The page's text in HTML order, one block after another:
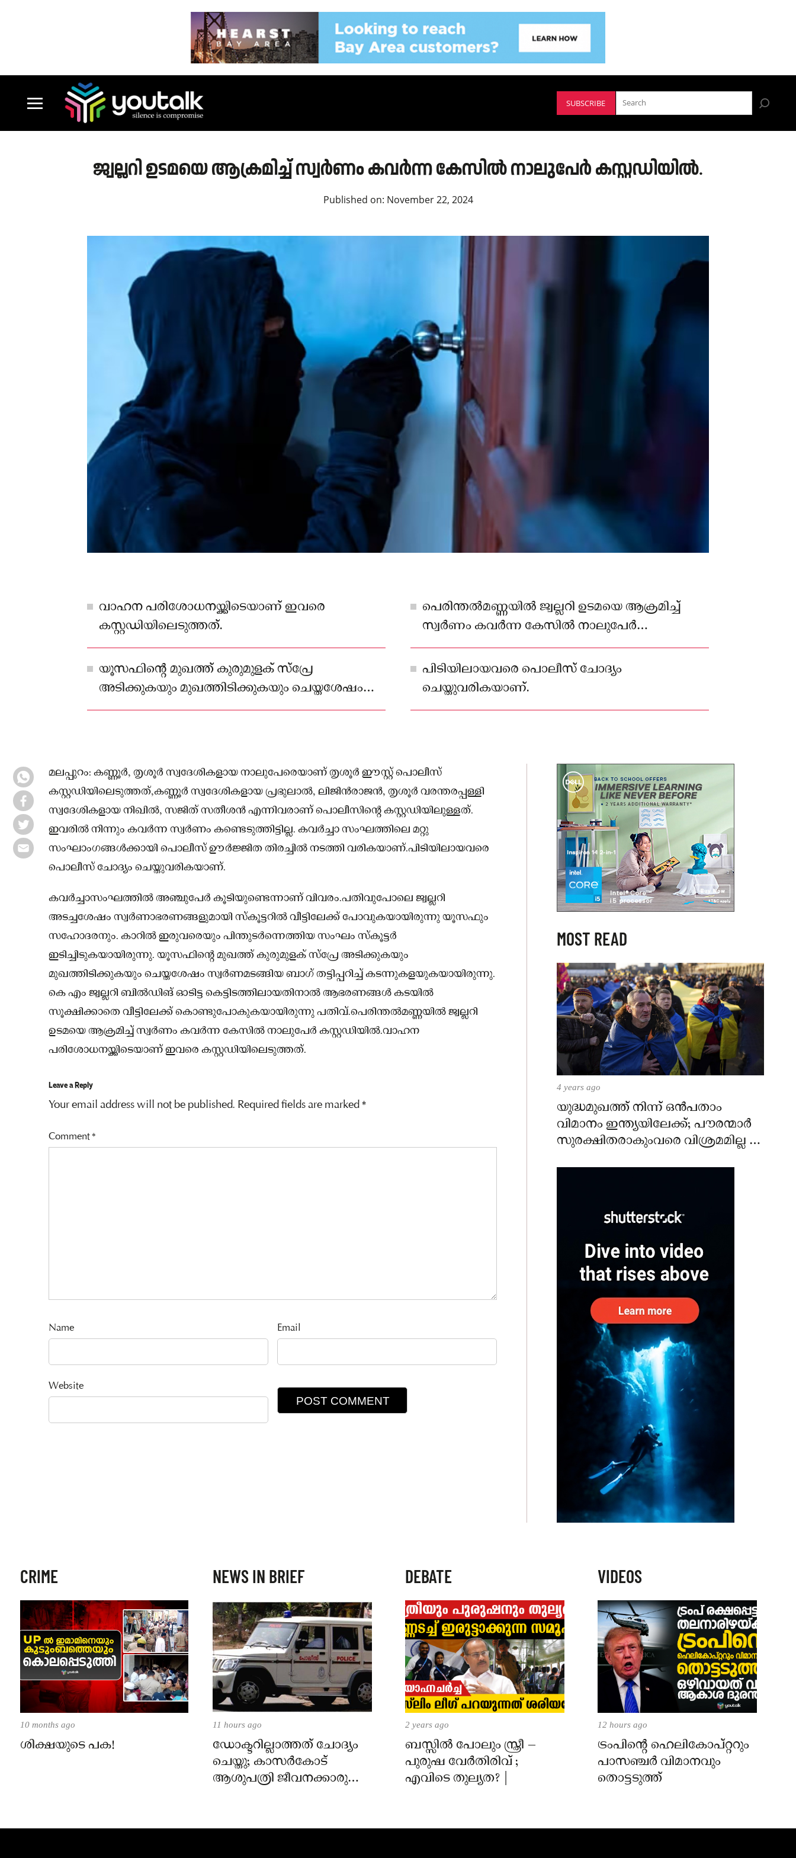
SUBSCRIBE
ജ്വല്ലറി ഉടമയെ ആക്രമിച്ച് സ്വര്‍ണം കവര്‍ന്ന കേസില്‍ നാലുപേര്‍ കസ്റ്റഡിയില്‍.
Published on: November 22, 2024
വാഹന പരിശോധനയ്ക്കിടെയാണ് ഇവരെ
കസ്റ്റഡിയിലെടുത്തത്.
പെരിന്തല്‍മണ്ണയില്‍ ജ്വല്ലറി ഉടമയെ ആക്രമിച്ച്
സ്വര്‍ണം കവര്‍ന്ന കേസില്‍ നാലുപേര്‍
കസ്റ്റഡിയില്‍
യൂസഫിന്റെ മുഖത്ത് കുരുമുളക് സ്‌പ്രേ
അടിക്കുകയും മുഖത്തിടിക്കുകയും ചെയ്തശേഷം
സ്വര്‍ണമടങ്ങിയ ബാഗ് തട്ടിപ്പറിച്ച്
പിടിയിലായവരെ പൊലീസ് ചോദ്യം
ചെയ്തുവരികയാണ്.
മലപ്പുറം: കണ്ണൂര്‍, തൃശൂര്‍ സ്വദേശികളായ നാലുപേരെയാണ് തൃശൂര്‍ ഈസ്റ്റ് പൊലീസ്
കസ്റ്റഡിയിലെടുത്തത്,കണ്ണൂര്‍ സ്വദേശികളായ പ്രഭുലാല്‍, ലിജിന്‍രാജന്‍, തൃശൂര്‍ വരന്തരപ്പള്ളി
സ്വദേശികളായ നിഖില്‍, സജിത് സതീശന്‍ എന്നിവരാണ് പൊലീസിന്റെ കസ്റ്റഡിയിലുള്ളത്.
ഇവരില്‍ നിന്നും കവര്‍ന്ന സ്വര്‍ണം കണ്ടെടുത്തിട്ടില്ല. കവര്‍ച്ചാ സംഘത്തിലെ മറ്റു
സംഘാംഗങ്ങള്‍ക്കായി പൊലീസ് ഊര്‍ജ്ജിത തിരച്ചില്‍ നടത്തി വരികയാണ്.പിടിയിലായവരെ
പൊലീസ് ചോദ്യം ചെയ്തുവരികയാണ്.
കവര്‍ച്ചാസംഘത്തില്‍ അഞ്ചുപേര്‍ കൂടിയുണ്ടെന്നാണ് വിവരം.പതിവുപോലെ ജ്വല്ലറി
അടച്ചശേഷം സ്വർണാഭരണങ്ങളുമായി സ്‌കൂട്ടറില്‍ വീട്ടിലേക്ക് പോവുകയായിരുന്നു യൂസഫും
സഹോദരനും. കാറിൽ ഇരുവരെയും പിന്തുടര്‍ന്നെത്തിയ സംഘം സ്‌കൂട്ടര്‍
ഇടിച്ചിടുകയായിരുന്നു. യൂസഫിന്റെ മുഖത്ത് കുരുമുളക് സ്‌പ്രേ അടിക്കുകയും
മുഖത്തിടിക്കുകയും ചെയ്തശേഷം സ്വര്‍ണമടങ്ങിയ ബാഗ് തട്ടിപ്പറിച്ച് കടന്നുകളയുകയായിരുന്നു.
കെ എം ജ്വല്ലറി ബില്‍ഡിങ് ഓടിട്ട കെട്ടിടത്തിലായതിനാല്‍ ആഭരണങ്ങള്‍ കടയില്‍
സൂക്ഷിക്കാതെ വീട്ടിലേക്ക് കൊണ്ടുപോകുകയായിരുന്നു പതിവ്.പെരിന്തല്‍മണ്ണയില്‍ ജ്വല്ലറി
ഉടമയെ ആക്രമിച്ച് സ്വര്‍ണം കവര്‍ന്ന കേസില്‍ നാലുപേര്‍ കസ്റ്റഡിയില്‍.വാഹന
പരിശോധനയ്ക്കിടെയാണ് ഇവരെ കസ്റ്റഡിയിലെടുത്തത്.
Leave a Reply
Your email address will not be published. Required fields are marked*
Comment*
Name Email
Website
MOST READ
4 years ago
യുദ്ധമുഖത്ത് നിന്ന് ഒൻപതാം
വിമാനം ഇന്ത്യയിലേക്ക്; പൗരന്മാർ
സുരക്ഷിതരാകുംവരെ വിശ്രമമില്ല –
CRIME
10 months ago
ശിക്ഷയുടെ പക!
NEWS IN BRIEF
11 hours ago
ഡോക്ടറില്ലാത്തത് ചോദ്യം
ചെയ്തു; കാസർകോട്
ആശുപത്രി ജീവനക്കാരുടെ
DEBATE
2 years ago
ബസ്സിൽ പോലും സ്ത്രീ –
പുരുഷ വേർതിരിവ് ;
എവിടെ തുല്യത? |
VIDEOS
12 hours ago
ട്രംപിന്റെ ഹെലികോപ്റ്ററും
പാസഞ്ചര്‍ വിമാനവും
തൊട്ടടുത്ത്